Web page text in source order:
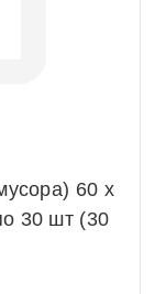
60 х
30 шт (30